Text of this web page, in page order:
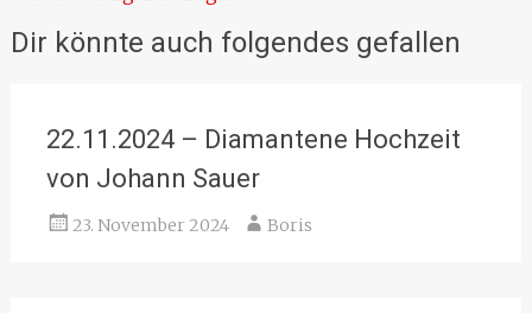
Dir könnte auch folgendes gefallen
22.11.2024 – Diamantene Hochzeit
von Johann Sauer
23. November 2024 Boris